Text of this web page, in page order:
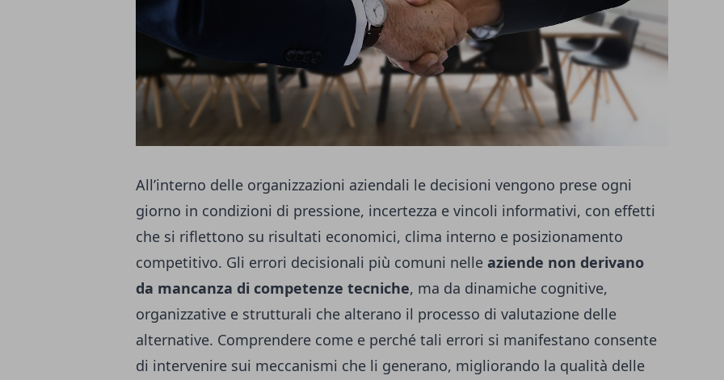
All’interno delle organizzazioni aziendali le decisioni vengono prese ogni
giorno in condizioni di pressione, incertezza e vincoli informativi, con effetti
che si riflettono su risultati economici, clima interno e posizionamento
competitivo. Gli errori decisionali più comuni nelle aziende non derivano
da mancanza di competenze tecniche, ma da dinamiche cognitive,
organizzative e strutturali che alterano il processo di valutazione delle
alternative. Comprendere come e perché tali errori si manifestano consente
di intervenire sui meccanismi che li generano, migliorando la qualità delle